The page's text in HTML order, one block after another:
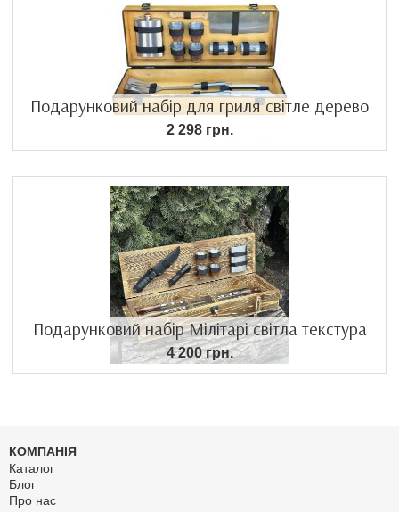
Подарунковий набір для гриля світле дерево
2 298 грн.
Подарунковий набір Мілітарі світла текстура
4 200 грн.
КОМПАНІЯ
Каталог
Блог
Про нас